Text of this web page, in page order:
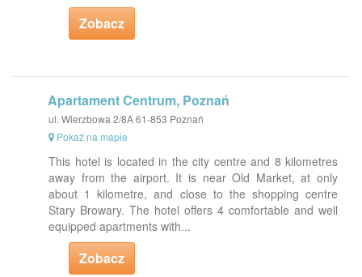
Zobacz
Apartament Centrum, Poznań
ul. Wierzbowa 2/8A 61-853 Poznań
Pokaż na mapie
This hotel is located in the city centre and 8 kilometres
away from the airport. It is near Old Market, at only
about 1 kilometre, and close to the shopping centre
Stary Browary. The hotel offers 4 comfortable and well
equipped apartments with...
Zobacz